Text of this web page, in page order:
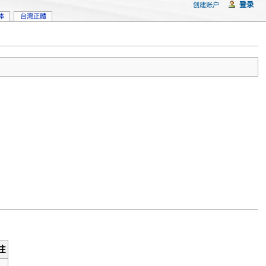
台灣正體
创建账户 登录